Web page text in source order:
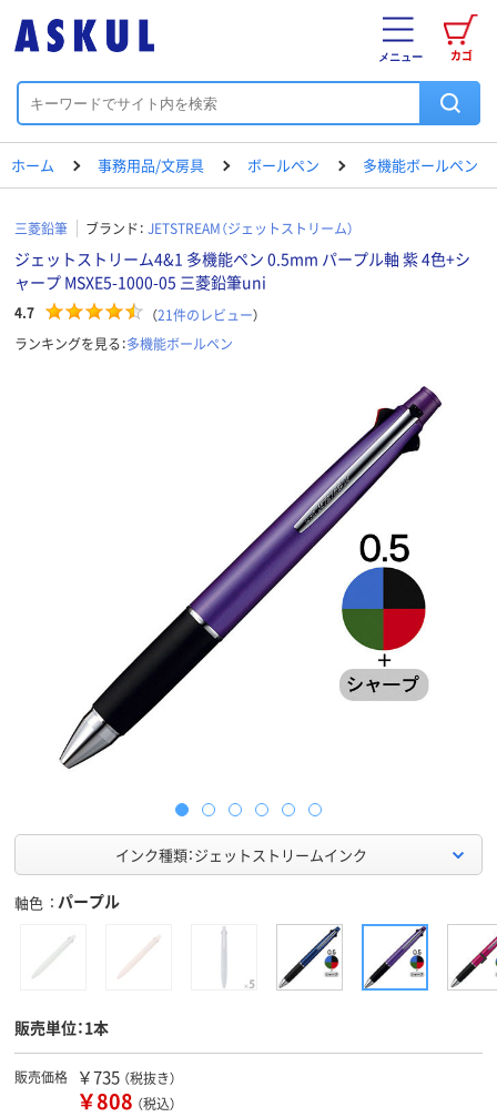
カゴ
メニュー
ホーム 事務用品/文房具 ボールペン 多機能ボールペン
三菱鉛筆 ブランド： JETSTREAM（ジェットストリーム）
ジェットストリーム4&1 多機能ペン 0.5mm パープル軸 紫 4色+シ
ャープ MSXE5-1000-05 三菱鉛筆uni
4.7 （21件のレビュー）
ランキングを見る：多機能ボールペン
インク種類：ジェットストリームインク
軸色 パープル
販売単位：1本
販売価格 ￥735 （税抜き）
￥808 （税込）